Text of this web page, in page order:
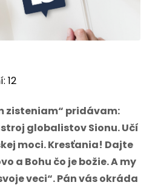
12
zisteniam“ pridávam:
globalistov Sionu. Učí
moci.Kresťania! Dajte
a Bohu čo je božie. A my
veci“. Pán vás okráda